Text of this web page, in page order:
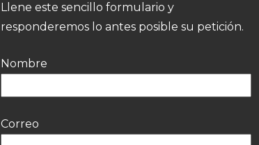
Llene este sencillo formulario y
responderemos lo antes posible su petición.
Nombre
Correo